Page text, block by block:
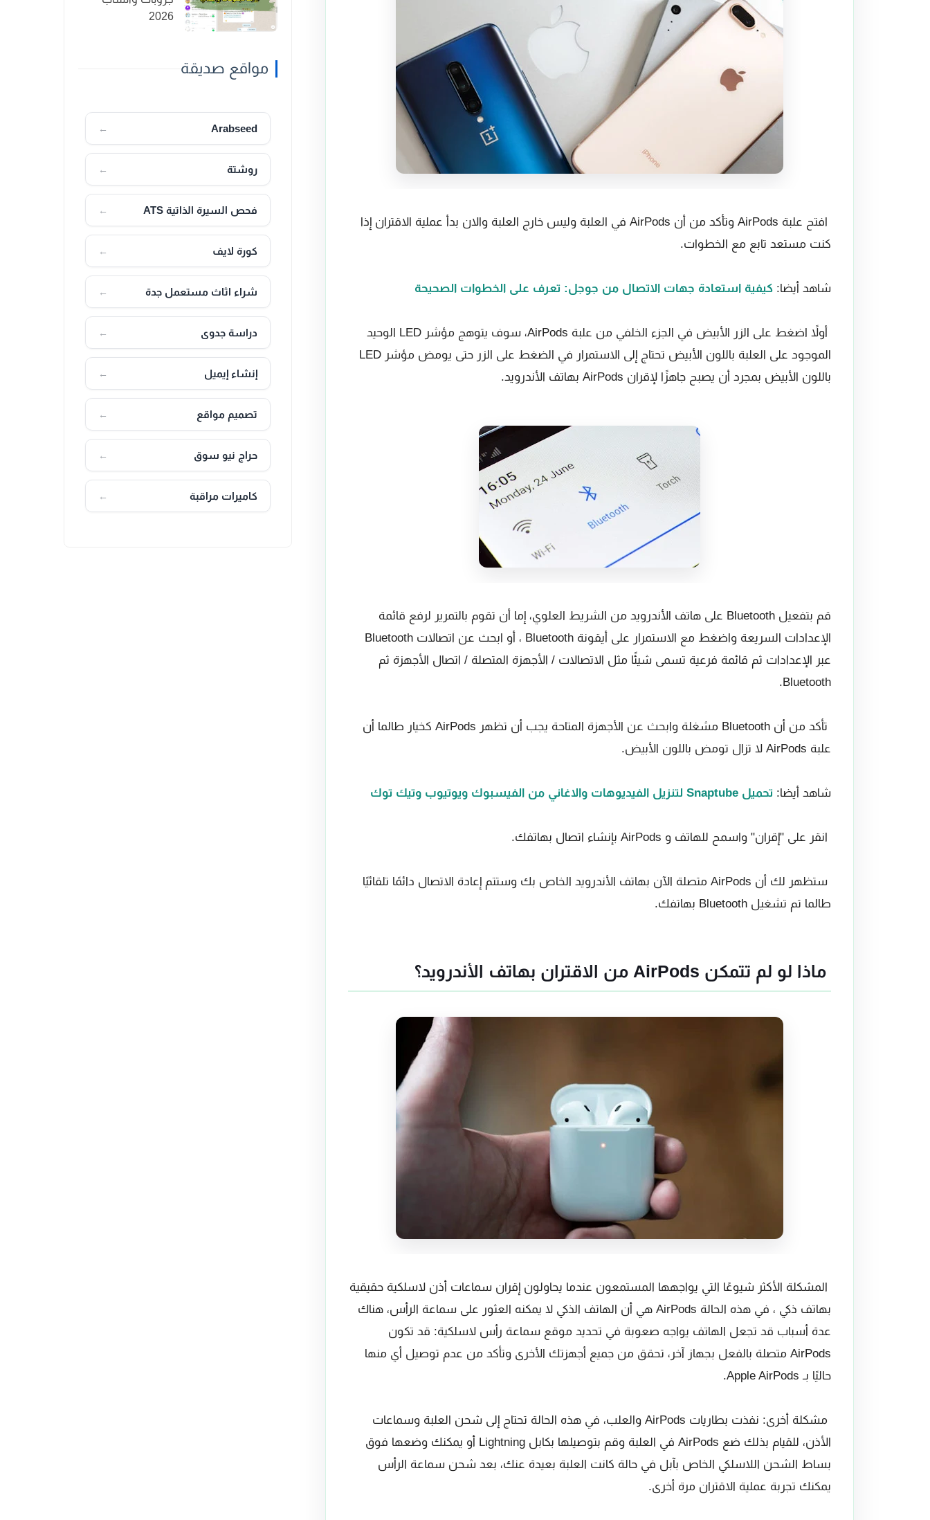
افتح علبة AirPods وتأكد من أن AirPods في العلبة وليس خارج العلبة والان بدأ عملية الاقتران إذا
كنت مستعد تابع مع الخطوات.
شاهد أيضا: كيفية استعادة جهات الاتصال من جوجل: تعرف على الخطوات الصحيحة
أولاً اضغط على الزر الأبيض في الجزء الخلفي من علبة AirPods، سوف يتوهج مؤشر LED الوحيد
الموجود على العلبة باللون الأبيض تحتاج إلى الاستمرار في الضغط على الزر حتى يومض مؤشر LED
باللون الأبيض بمجرد أن يصبح جاهزًا لإقران AirPods بهاتف الأندرويد.
قم بتفعيل Bluetooth على هاتف الأندرويد من الشريط العلوي، إما أن تقوم بالتمرير لرفع قائمة
الإعدادات السريعة واضغط مع الاستمرار على أيقونة Bluetooth ، أو ابحث عن اتصالات Bluetooth
عبر الإعدادات ثم قائمة فرعية تسمى شيئًا مثل الاتصالات / الأجهزة المتصلة / اتصال الأجهزة ثم
Bluetooth.
تأكد من أن Bluetooth مشغلة وابحث عن الأجهزة المتاحة يجب أن تظهر AirPods كخيار طالما أن
علبة AirPods لا تزال تومض باللون الأبيض.
شاهد أيضا: تحميل Snaptube لتنزيل الفيديوهات والاغاني من الفيسبوك ويوتيوب وتيك توك
انقر على "إقران" واسمح للهاتف و AirPods بإنشاء اتصال بهاتفك.
ستظهر لك أن AirPods متصلة الآن بهاتف الأندرويد الخاص بك وستتم إعادة الاتصال دائمًا تلقائيًا
طالما تم تشغيل Bluetooth بهاتفك.
ماذا لو لم تتمكن AirPods من الاقتران بهاتف الأندرويد؟
المشكلة الأكثر شيوعًا التي يواجهها المستمعون عندما يحاولون إقران سماعات أذن لاسلكية حقيقية
بهاتف ذكي ، في هذه الحالة AirPods هي أن الهاتف الذكي لا يمكنه العثور على سماعة الرأس، هناك
عدة أسباب قد تجعل الهاتف يواجه صعوبة في تحديد موقع سماعة رأس لاسلكية: قد تكون
AirPods متصلة بالفعل بجهاز آخر، تحقق من جميع أجهزتك الأخرى وتأكد من عدم توصيل أي منها
حاليًا بـ Apple AirPods.
مشكلة أخرى: نفذت بطاريات AirPods والعلب، في هذه الحالة تحتاج إلى شحن العلبة وسماعات
الأذن، للقيام بذلك ضع AirPods في العلبة وقم بتوصيلها بكابل Lightning أو يمكنك وضعها فوق
بساط الشحن اللاسلكي الخاص بآبل في حالة كانت العلبة بعيدة عنك، بعد شحن سماعة الرأس
يمكنك تجربة عملية الاقتران مرة أخرى.
2026
مواقع صديقة
Arabseed
←
روشتة ←
فحص السيرة الذاتية ATS ←
كورة لايف ←
شراء اثاث مستعمل جدة ←
دراسة جدوى ←
إنشاء إيميل ←
تصميم مواقع ←
حراج نيو سوق ←
كاميرات مراقبة ←